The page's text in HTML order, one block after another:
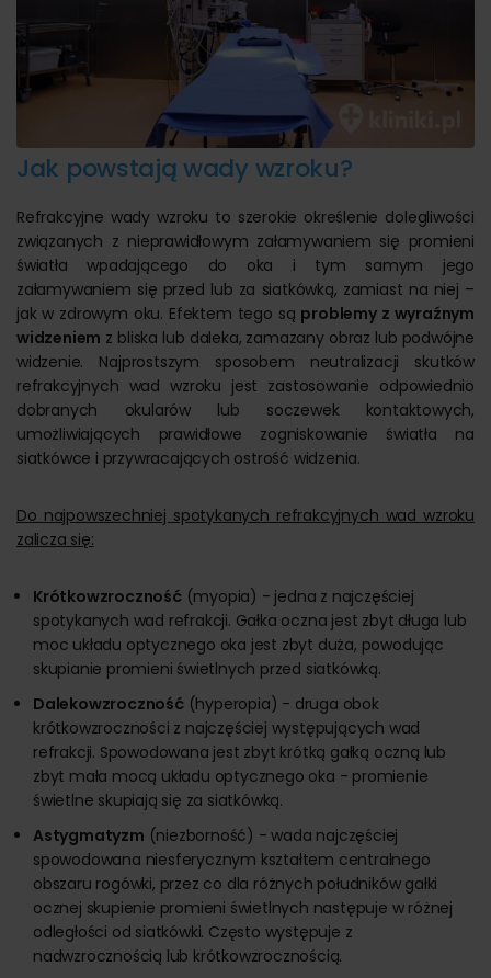
Jak powstają wady wzroku?
Refrakcyjne wady wzroku to szerokie określenie dolegliwości
związanych z nieprawidłowym załamywaniem się promieni
światła wpadającego do oka i tym samym jego
załamywaniem się przed lub za siatkówką, zamiast na niej –
jak w zdrowym oku. Efektem tego są problemy z wyraźnym
widzeniem z bliska lub daleka, zamazany obraz lub podwójne
widzenie. Najprostszym sposobem neutralizacji skutków
refrakcyjnych wad wzroku jest zastosowanie odpowiednio
dobranych okularów lub soczewek kontaktowych,
umożliwiających prawidłowe zogniskowanie światła na
siatkówce i przywracających ostrość widzenia.
Do najpowszechniej spotykanych refrakcyjnych wad wzroku
zalicza się:
Krótkowzroczność(myopia) - jedna z najczęściej
spotykanych wad refrakcji. Gałka oczna jest zbyt długa lub
moc układu optycznego oka jest zbyt duża, powodując
skupianie promieni świetlnych przed siatkówką.
Dalekowzroczność(hyperopia) - druga obok
krótkowzroczności z najczęściej występujących wad
refrakcji. Spowodowana jest zbyt krótką gałką oczną lub
zbyt mała mocą układu optycznego oka - promienie
świetlne skupiają się za siatkówką.
Astygmatyzm (niezborność) - wada najczęściej
spowodowana niesferycznym kształtem centralnego
obszaru rogówki, przez co dla różnych południków gałki
ocznej skupienie promieni świetlnych następuje w różnej
odległości od siatkówki. Często występuje z
nadwzrocznością lub krótkowzrocznością.